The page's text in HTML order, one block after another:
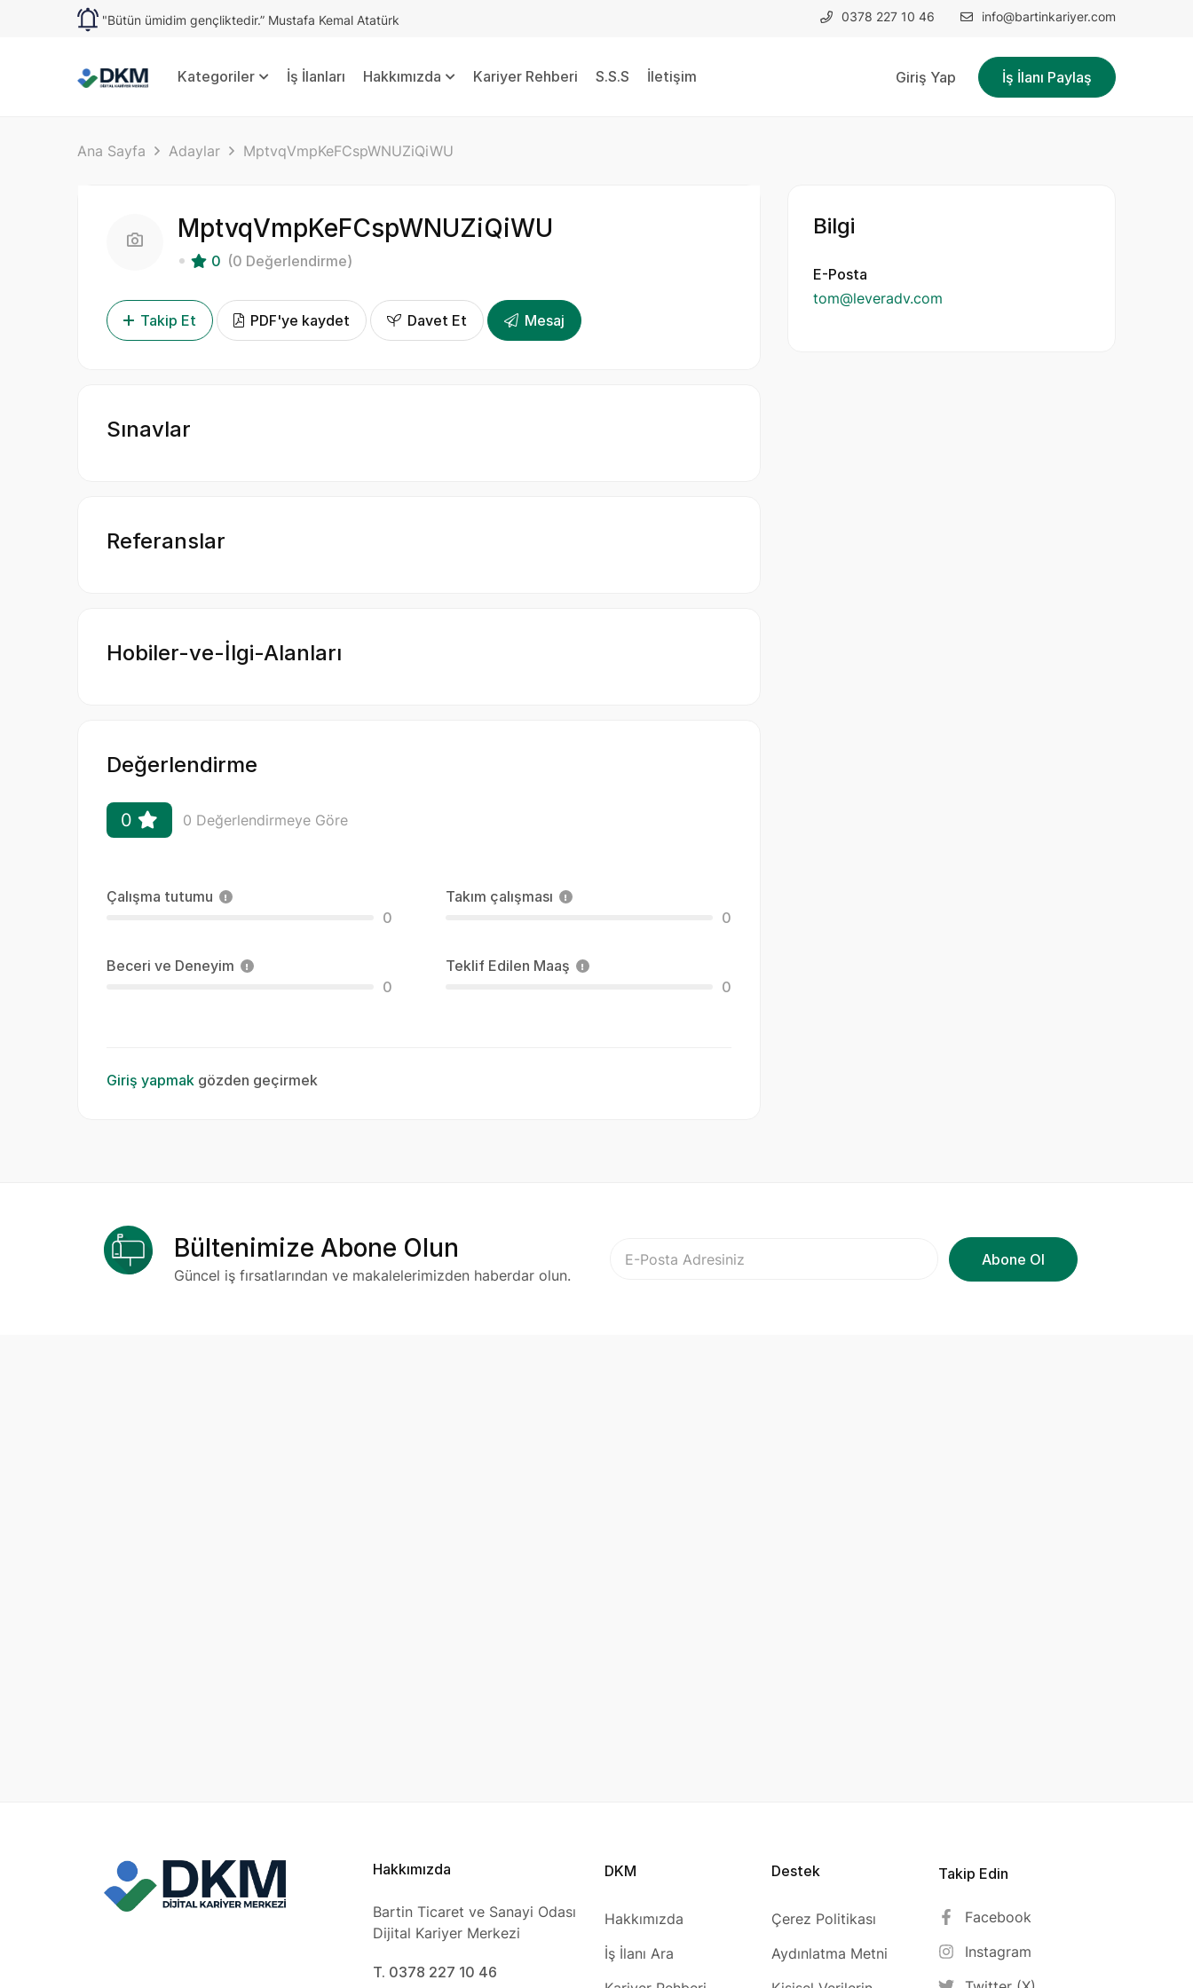
"Bütün ümidim gençliktedir.” Mustafa Kemal Atatürk 0378 227 10 46 info@bartinkariyer.com
Kategoriler İş İlanları Hakkımızda Kariyer Rehberi S.S.S İletişim Giriş Yap İş İlanı Paylaş
Ana Sayfa Adaylar MptvqVmpKeFCspWNUZiQiWU
MptvqVmpKeFCspWNUZiQiWU
0 (0 Değerlendirme)
Takip Et PDF'ye kaydet Davet Et Mesaj
Sınavlar
Referanslar
Hobiler-ve-İlgi-Alanları
Değerlendirme
0 0 Değerlendirmeye Göre
Çalışma tutumu
0
Takım çalışması
0
Beceri ve Deneyim
0
Teklif Edilen Maaş
0
Giriş yapmak gözden geçirmek
Bilgi
E-Posta
tom@leveradv.com
Bültenimize Abone Olun
Güncel iş fırsatlarından ve makalelerimizden haberdar olun.
Hakkımızda
Bartin Ticaret ve Sanayi Odası
Dijital Kariyer Merkezi
T. 0378 227 10 46
DKM
Hakkımızda
İş İlanı Ara
Destek
Çerez Politikası
Aydınlatma Metni
Takip Edin
Facebook
Instagram